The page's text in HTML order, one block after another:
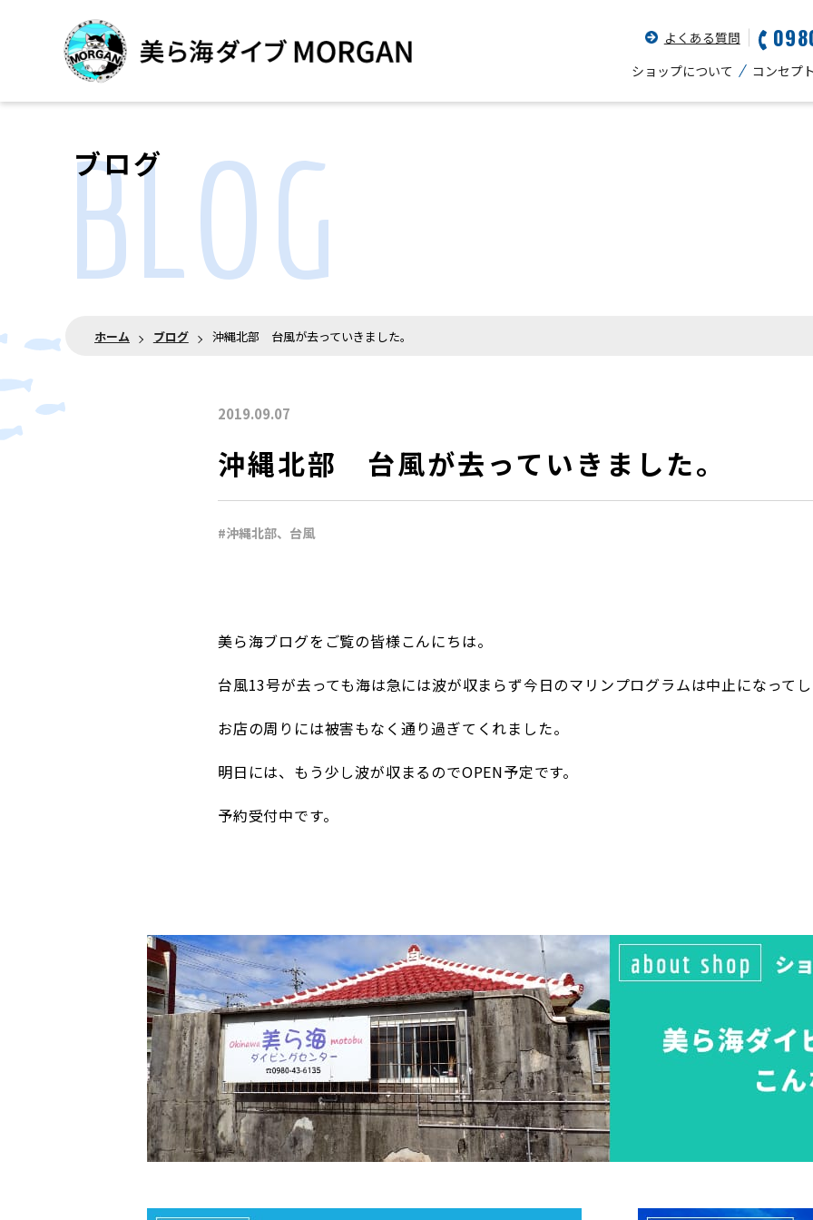
よくある質問
ショップについて
コンセプト
ブログ
BLOG
ホーム ブログ 沖縄北部 台風が去っていきました。
2019.09.07
沖縄北部 台風が去っていきました。
#沖縄北部、台風
美ら海ブログをご覧の皆様こんにちは。
台風13号が去っても海は急には波が収まらず今日のマリンプログラムは中止になってし
お店の周りには被害もなく通り過ぎてくれました。
明日には、もう少し波が収まるのでOPEN予定です。
予約受付中です。